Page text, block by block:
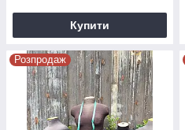
Купити
Розпродаж